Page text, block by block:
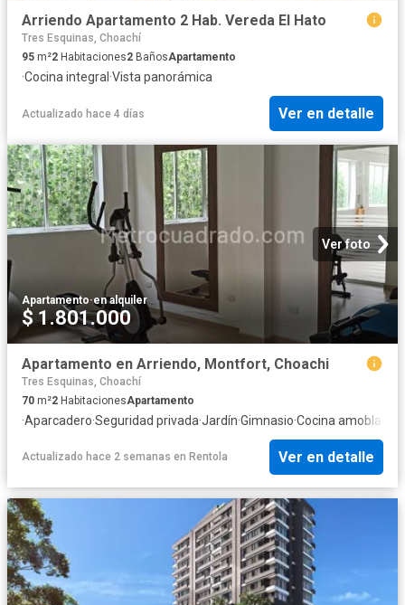
Arriendo Apartamento 2 Hab. Vereda El Hato
Tres Esquinas, Choachí
95 m²2 Habitaciones2 BañosApartamento
·Cocina integral ·Vista panorámica
Actualizado hace 4 días Ver en detalle
Ver foto
Apartamento·en alquiler
$ 1.801.000
Apartamento en Arriendo, Montfort, Choachi
Tres Esquinas, Choachí
70 m²2 HabitacionesApartamento
·Aparcadero·Seguridad privada·Jardín·Gimnasio·Cocina amoblada
Actualizado hace 2 semanas en Rentola Ver en detalle